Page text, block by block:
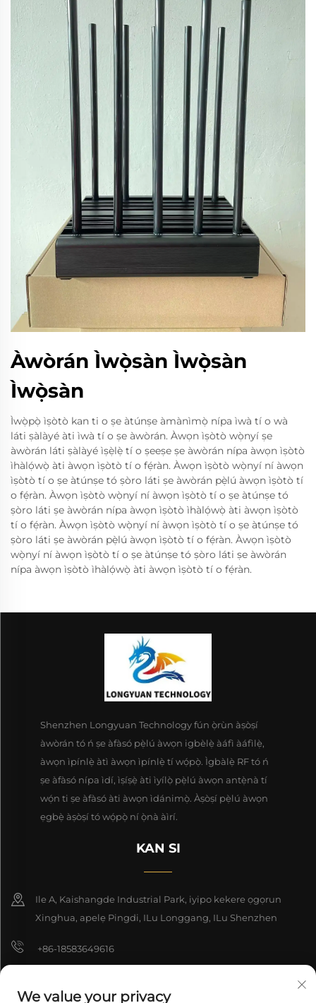
Àwòrán Ìwọ̀sàn Ìwọ̀sàn
Ìwọ̀sàn
Ìwọ̀pọ̀ ìṣòtò kan ti o ṣe àtúnṣe àmànìmọ̀ nípa ìwà tí o wà
láti ṣàlàyé àti ìwà tí o ṣe àwòrán. Àwọn ìṣòtò wọ̀nyí ṣe
àwòrán láti ṣàlàyé ìṣẹ̀lẹ̀ tí o ṣeeṣe ṣe àwòrán nípa àwọn ìṣòtò
ìhàlọ́wọ̀ àti àwọn ìṣòtò tí o fẹ́ràn. Àwọn ìṣòtò wọ̀nyí ní àwọn
ìṣòtò tí o ṣe àtúnṣe tó ṣòro láti ṣe àwòrán pẹ̀lú àwọn ìṣòtò tí
o fẹ́ràn. Àwọn ìṣòtò wọ̀nyí ní àwọn ìṣòtò tí o ṣe àtúnṣe tó
ṣòro láti ṣe àwòrán nípa àwọn ìṣòtò ìhàlọ́wọ̀ àti àwọn ìṣòtò
tí o fẹ́ràn. Àwọn ìṣòtò wọ̀nyí ní àwọn ìṣòtò tí o ṣe àtúnṣe tó
ṣòro láti ṣe àwòrán pẹ̀lú àwọn ìṣòtò tí o fẹ́ràn. Àwọn ìṣòtò
wọ̀nyí ní àwọn ìṣòtò tí o ṣe àtúnṣe tó ṣòro láti ṣe àwòrán
nípa àwọn ìṣòtò ìhàlọ́wọ̀ àti àwọn ìṣòtò tí o fẹ́ràn.
Shenzhen Longyuan Technology fún ọ̀rùn àṣòṣí
àwòrán tó ń ṣe àfàsó pẹ̀lú àwọn igbèlẹ̀ àáfì àáfìlẹ̀,
àwọn ìpínlẹ̀ àtì àwọn ìpínlẹ̀ tí wọ́pọ̀. Ìgbàlẹ̀ RF tó ń
ṣe àfàsó nípa ìdí, ìṣíṣẹ̀ àti ìyílọ̀ pẹ̀lú àwọn antẹ̀nà tí
wọ́n ti ṣe àfàsó àti àwọn ìdánimọ̀. Àṣòṣí pẹ̀lú àwọn
ẹgbẹ̀ àṣòṣí tó wọ́pọ̀ ní ọ̀nà àìrí.
KAN SI
Ile A, Kaishangde Industrial Park, iyipo kekere ọgọrun
Xinghua, apelẹ Pingdi, ILu Longgang, ILu Shenzhen
+86-18583649616
We value your privacy